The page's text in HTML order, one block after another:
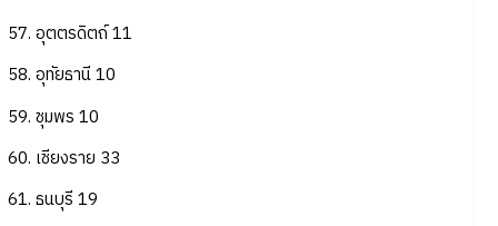
57. อุตตรดิตถ์ 11
58. อุทัยธานี 10
59. ชุมพร 10
60. เชียงราย 33
61. ธนบุรี 19